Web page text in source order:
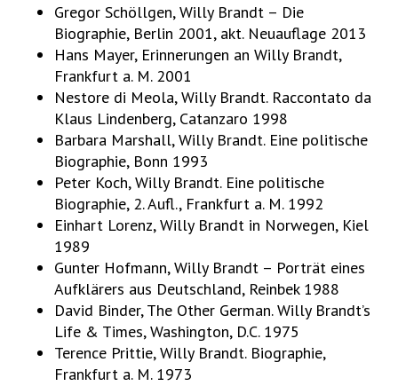
Gregor Schöllgen, Willy Brandt – Die
Biographie, Berlin 2001, akt. Neuauflage 2013
Hans Mayer, Erinnerungen an Willy Brandt,
Frankfurt a. M. 2001
Nestore di Meola, Willy Brandt. Raccontato da
Klaus Lindenberg, Catanzaro 1998
Barbara Marshall, Willy Brandt. Eine politische
Biographie, Bonn 1993
Peter Koch, Willy Brandt. Eine politische
Biographie, 2. Aufl., Frankfurt a. M. 1992
Einhart Lorenz, Willy Brandt in Norwegen, Kiel
1989
Gunter Hofmann, Willy Brandt – Porträt eines
Aufklärers aus Deutschland, Reinbek 1988
David Binder, The Other German. Willy Brandt’s
Life & Times, Washington, D.C. 1975
Terence Prittie, Willy Brandt. Biographie,
Frankfurt a. M. 1973